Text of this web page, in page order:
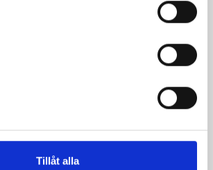
Tillåt alla
Skogsbärsfil 2,7%